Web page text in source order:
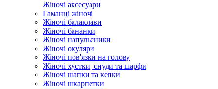
Жіночі аксесуари
Гаманці жіночі
Жіночі балаклави
Жіночі бананки
Жіночі напульсники
Жіночі окуляри
Жіночі пов'язки на голову
Жіночі хустки, снуди та шарфи
Жіночі шапки та кепки
Жіночі шкарпетки